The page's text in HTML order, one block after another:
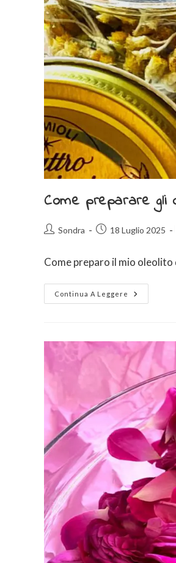
Come preparare gli
Sondra 18 Luglio 2025
Come preparo il mio
Continua A Leggere